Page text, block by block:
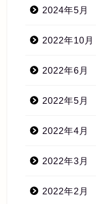
2024年5月
2022年10月
2022年6月
2022年5月
2022年4月
2022年3月
2022年2月